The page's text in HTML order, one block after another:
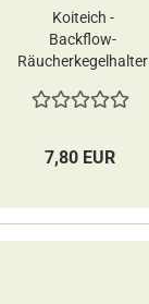
Koiteich -
Backflow-
Räucherkegelhalter
7,80 EUR